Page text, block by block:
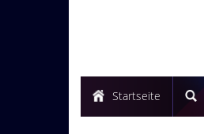
Startseite